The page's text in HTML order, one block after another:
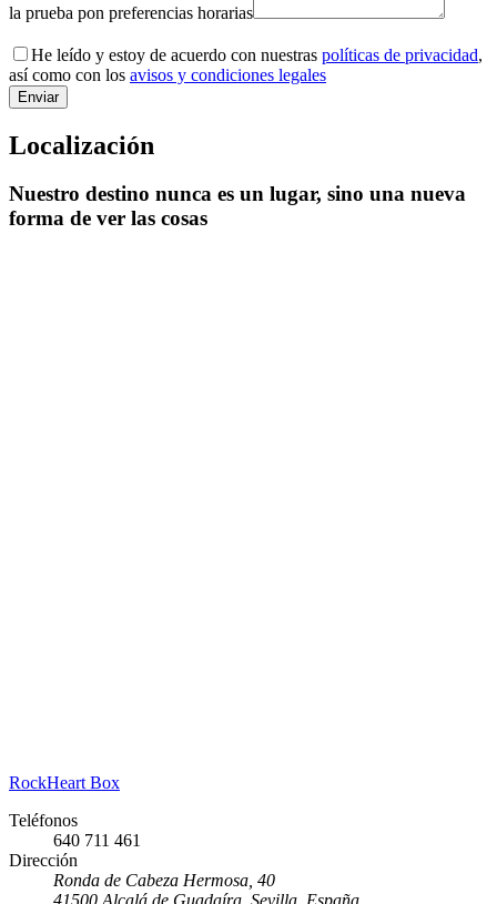
la prueba pon preferencias horarias
He leído y estoy de acuerdo con nuestras políticas de privacidad,
así como con los avisos y condiciones legales
Localización
Nuestro destino nunca es un lugar, sino una nueva
forma de ver las cosas
RockHeart Box
Teléfonos
640 711 461
Dirección
Ronda de Cabeza Hermosa, 40